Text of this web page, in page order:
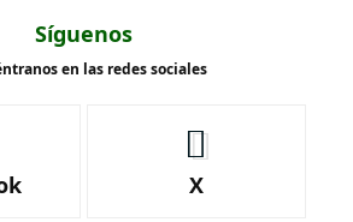
Síguenos
en las redes sociales
X